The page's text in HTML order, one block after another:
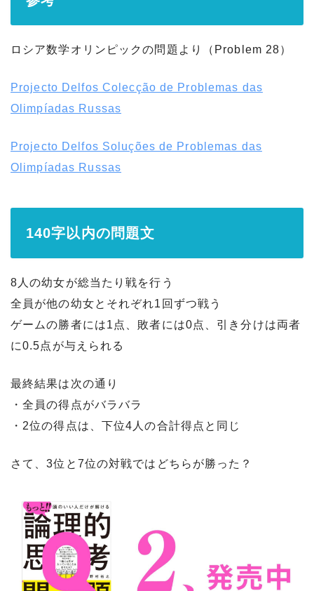
ロシア数学オリンピックの問題より（Problem 28）
Projecto Delfos Colecção de Problemas das
Olimpíadas Russas
Projecto Delfos Soluções de Problemas das
Olimpíadas Russas
140字以内の問題文
8人の幼女が総当たり戦を行う
全員が他の幼女とそれぞれ1回ずつ戦う
ゲームの勝者には1点、敗者には0点、引き分けは両者
に0.5点が与えられる
最終結果は次の通り
・全員の得点がバラバラ
・2位の得点は、下位4人の合計得点と同じ
さて、3位と7位の対戦ではどちらが勝った？